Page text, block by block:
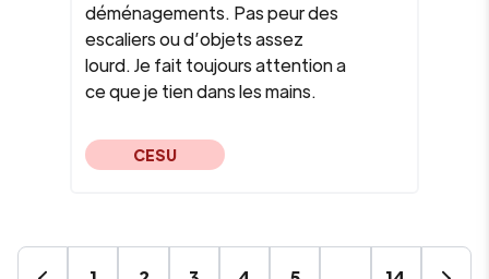
déménagements. Pas peur des
escaliers ou d’objets assez
lourd. Je fait toujours attention a
ce que je tien dans les mains.
CESU